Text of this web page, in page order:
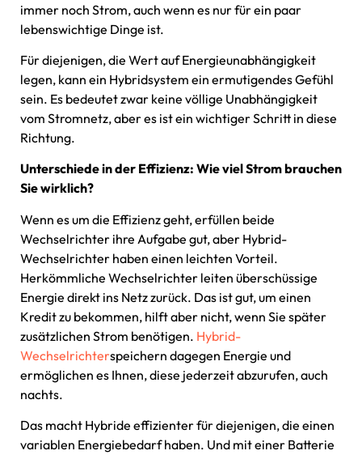
immer noch Strom, auch wenn es nur für ein paar
lebenswichtige Dinge ist.
Für diejenigen, die Wert auf Energieunabhängigkeit
legen, kann ein Hybridsystem ein ermutigendes Gefühl
sein. Es bedeutet zwar keine völlige Unabhängigkeit
vom Stromnetz, aber es ist ein wichtiger Schritt in diese
Richtung.
Unterschiede in der Effizienz: Wie viel Strom brauchen
Sie wirklich?
Wenn es um die Effizienz geht, erfüllen beide
Wechselrichter ihre Aufgabe gut, aber Hybrid-
Wechselrichter haben einen leichten Vorteil.
Herkömmliche Wechselrichter leiten überschüssige
Energie direkt ins Netz zurück. Das ist gut, um einen
Kredit zu bekommen, hilft aber nicht, wenn Sie später
zusätzlichen Strom benötigen. Hybrid-
Wechselrichterspeichern dagegen Energie und
ermöglichen es Ihnen, diese jederzeit abzurufen, auch
nachts.
Das macht Hybride effizienter für diejenigen, die einen
variablen Energiebedarf haben. Und mit einer Batterie